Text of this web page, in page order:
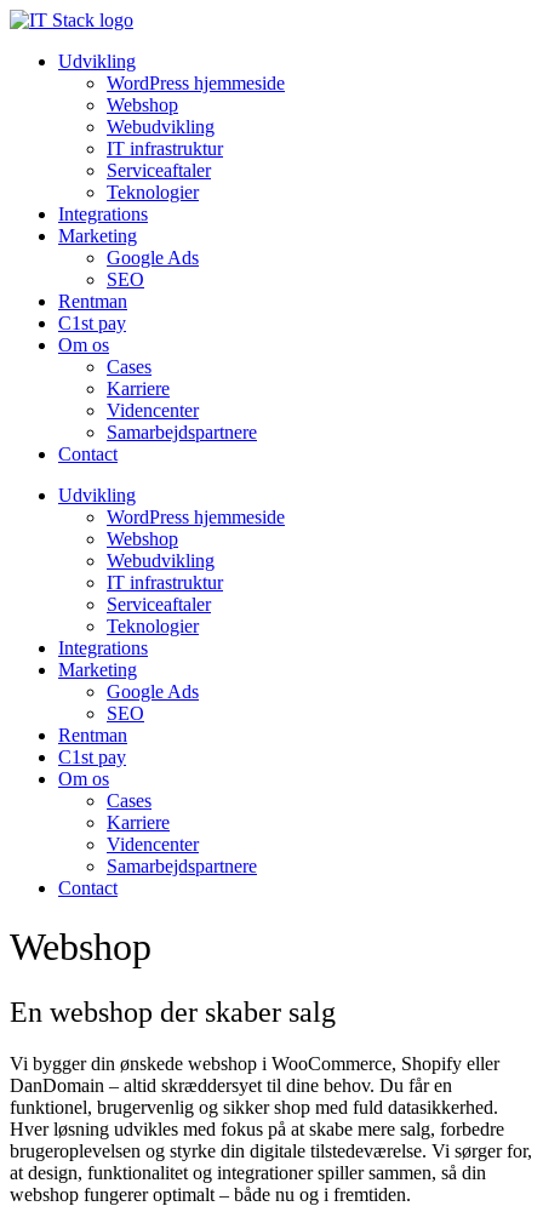
Udvikling
WordPress hjemmeside
Webshop
Webudvikling
IT infrastruktur
Serviceaftaler
Teknologier
Integrations
Marketing
Google Ads
SEO
Rentman
C1st pay
Om os
Cases
Karriere
Videncenter
Samarbejdspartnere
Contact
Udvikling
WordPress hjemmeside
Webshop
Webudvikling
IT infrastruktur
Serviceaftaler
Teknologier
Integrations
Marketing
Google Ads
SEO
Rentman
C1st pay
Om os
Cases
Karriere
Videncenter
Samarbejdspartnere
Contact
Webshop
En webshop der skaber salg
Vi bygger din ønskede webshop i WooCommerce, Shopify eller
DanDomain – altid skræddersyet til dine behov. Du får en
funktionel, brugervenlig og sikker shop med fuld datasikkerhed.
Hver løsning udvikles med fokus på at skabe mere salg, forbedre
brugeroplevelsen og styrke din digitale tilstedeværelse. Vi sørger for,
at design, funktionalitet og integrationer spiller sammen, så din
webshop fungerer optimalt – både nu og i fremtiden.